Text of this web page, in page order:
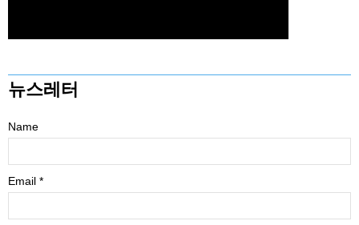
뉴스레터
Name
Email *